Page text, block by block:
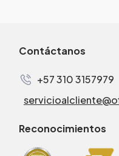
Contáctanos
+57 310 3157979
Reconocimientos